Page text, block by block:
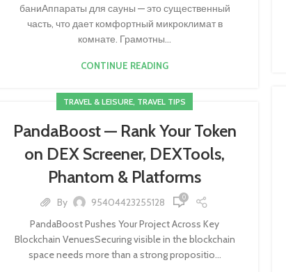
баниАппараты для сауны — это существенный
часть, что дает комфортный микроклимат в
комнате. Грамотны...
CONTINUE READING
TRAVEL & LEISURE, TRAVEL TIPS
PandaBoost — Rank Your Token
on DEX Screener, DEXTools,
Phantom & Platforms
By 95404423255128 0
PandaBoost Pushes Your Project Across Key
Blockchain VenuesSecuring visible in the blockchain
space needs more than a strong propositio...